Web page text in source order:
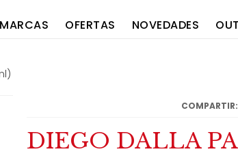
MARCAS OFERTAS NOVEDADES
COMPARTIR:
DIEGO DALLA